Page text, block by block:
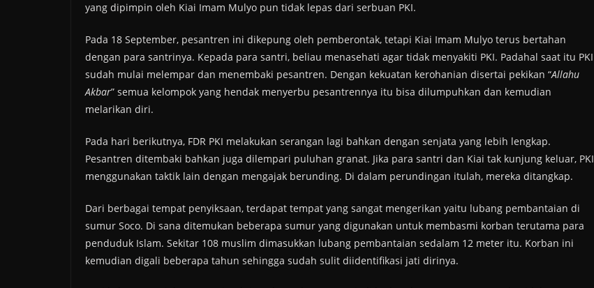
yang dipimpin oleh Kiai Imam Mulyo pun tidak lepas dari serbuan PKI.
Pada 18 September, pesantren ini dikepung oleh pemberontak, tetapi Kiai Imam Mulyo terus bertahan
dengan para santrinya. Kepada para santri, beliau menasehati agar tidak menyakiti PKI. Padahal saat itu PKI
sudah mulai melempar dan menembaki pesantren. Dengan kekuatan kerohanian disertai pekikan “Allahu
Akbar” semua kelompok yang hendak menyerbu pesantrennya itu bisa dilumpuhkan dan kemudian
melarikan diri.
Pada hari berikutnya, FDR PKI melakukan serangan lagi bahkan dengan senjata yang lebih lengkap.
Pesantren ditembaki bahkan juga dilempari puluhan granat. Jika para santri dan Kiai tak kunjung keluar, PKI
menggunakan taktik lain dengan mengajak berunding. Di dalam perundingan itulah, mereka ditangkap.
Dari berbagai tempat penyiksaan, terdapat tempat yang sangat mengerikan yaitu lubang pembantaian di
sumur Soco. Di sana ditemukan beberapa sumur yang digunakan untuk membasmi korban terutama para
penduduk Islam. Sekitar 108 muslim dimasukkan lubang pembantaian sedalam 12 meter itu. Korban ini
kemudian digali beberapa tahun sehingga sudah sulit diidentiﬁkasi jati dirinya.